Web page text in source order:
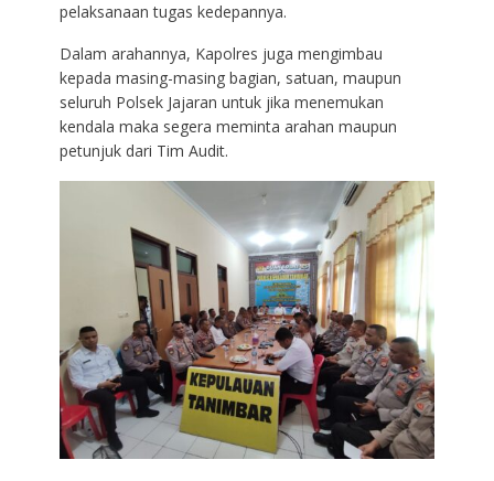
pelaksanaan tugas kedepannya.
Dalam arahannya, Kapolres juga mengimbau
kepada masing-masing bagian, satuan, maupun
seluruh Polsek Jajaran untuk jika menemukan
kendala maka segera meminta arahan maupun
petunjuk dari Tim Audit.